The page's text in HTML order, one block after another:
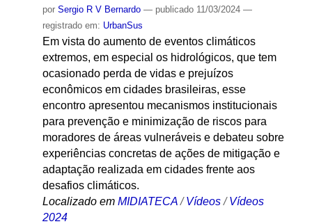
por Sergio R V Bernardo — publicado11/03/2024 —
registrado em: UrbanSus
Em vista do aumento de eventos climáticos
extremos, em especial os hidrológicos, que tem
ocasionado perda de vidas e prejuízos
econômicos em cidades brasileiras, esse
encontro apresentou mecanismos institucionais
para prevenção e minimização de riscos para
moradores de áreas vulneráveis e debateu sobre
experiências concretas de ações de mitigação e
adaptação realizada em cidades frente aos
desafios climáticos.
Localizado em MIDIATECA /Vídeos /Vídeos
2024